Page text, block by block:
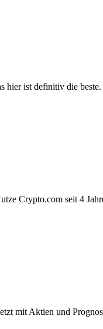
hier ist definitiv die
Crypto.com seit 4
mit Aktien und